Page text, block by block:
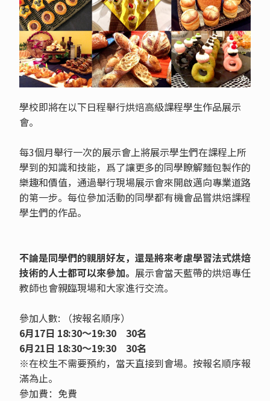
學校即將在以下日程舉行烘焙高級課程學生作品展示
會。
每3個月舉行一次的展示會上將展示學生們在課程上所
學到的知識和技能，爲了讓更多的同學瞭解麵包製作的
樂趣和價值，通過舉行現場展示會來開啟邁向專業道路
的第一步。每位參加活動的同學都有機會品嘗烘焙課程
學生們的作品。
不論是同學們的親朋好友，還是將來考慮學習法式烘焙
技術的人士都可以來參加。 展示會當天藍帶的烘焙專任
教師也會親臨現場和大家進行交流。
參加人數: （按報名順序）
6月17日 18:30～19:30 30名
6月21日 18:30～19:30 30名
※在校生不需要預約，當天直接到會場。按報名順序報
滿為止。
參加費：免費